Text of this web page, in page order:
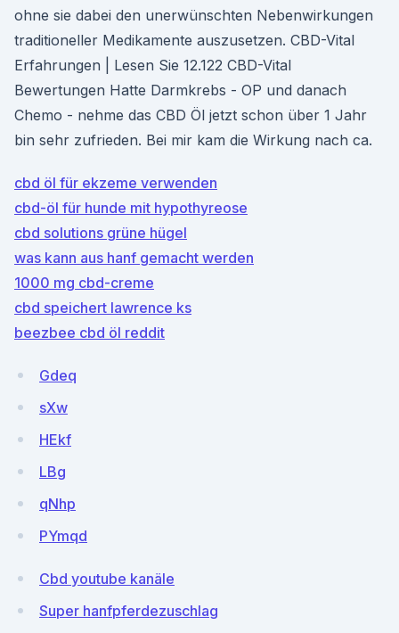
ohne sie dabei den unerwünschten Nebenwirkungen
traditioneller Medikamente auszusetzen. CBD-Vital
Erfahrungen | Lesen Sie 12.122 CBD-Vital
Bewertungen Hatte Darmkrebs - OP und danach
Chemo - nehme das CBD Öl jetzt schon über 1 Jahr
bin sehr zufrieden. Bei mir kam die Wirkung nach ca.
cbd öl für ekzeme verwenden
cbd-öl für hunde mit hypothyreose
cbd solutions grüne hügel
was kann aus hanf gemacht werden
1000 mg cbd-creme
cbd speichert lawrence ks
beezbee cbd öl reddit
Gdeq
sXw
HEkf
LBg
qNhp
PYmqd
Cbd youtube kanäle
Super hanfpferdezuschlag